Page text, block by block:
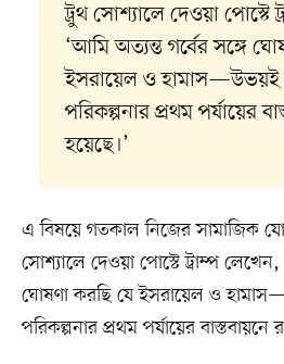
ট্রুথ সোশ্যালে দেওয়া পোস্টে
‘আমি অত্যন্ত গর্বের সঙ্গে
ইসরায়েল ও হামাস—উভয়ই
পরিকল্পনার প্রথম পর্যায়ের
হয়েছে।’
এ বিষয়ে গতকাল নিজের সামাজিক
সোশ্যালে দেওয়া পোস্টে ট্রাম্প
ঘোষণা করছি যে ইসরায়েল ও
পরিকল্পনার প্রথম পর্যায়ের বাস্তবায়নে